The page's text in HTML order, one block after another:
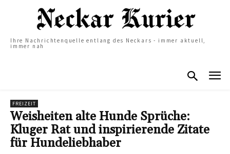
Ihre Nachrichtenquelle entlang des Neckars - immer aktuell,
immer nah
FREIZEIT
Weisheiten alte Hunde Sprüche:
Kluger Rat und inspirierende Zitate
für Hundeliebhaber